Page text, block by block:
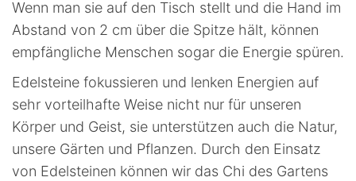
Wenn man sie auf den Tisch stellt und die Hand im
Abstand von 2 cm über die Spitze hält, können
empfängliche Menschen sogar die Energie spüren.
Edelsteine fokussieren und lenken Energien auf
sehr vorteilhafte Weise nicht nur für unseren
Körper und Geist, sie unterstützen auch die Natur,
unsere Gärten und Pflanzen. Durch den Einsatz
von Edelsteinen können wir das Chi des Gartens